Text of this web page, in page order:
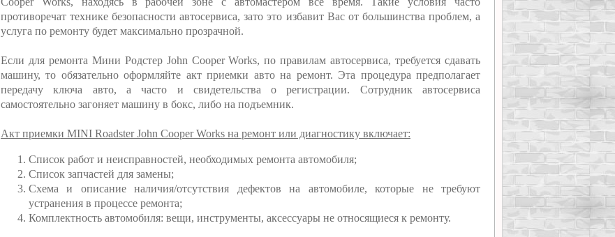
противоречат технике безопасности автосервиса, зато это избавит Вас от большинства проблем, а
услуга по ремонту будет максимально прозрачной.
Если для ремонта Мини Родстер John Cooper Works, по правилам автосервиса, требуется сдавать
машину, то обязательно оформляйте акт приемки авто на ремонт. Эта процедура предполагает
передачу ключа авто, а часто и свидетельства о регистрации. Сотрудник автосервиса
самостоятельно загоняет машину в бокс, либо на подъемник.
Акт приемки MINI Roadster John Cooper Works на ремонт или диагностику включает:
Список работ и неисправностей, необходимых ремонта автомобиля;
Список запчастей для замены;
Схема и описание наличия/отсутствия дефектов на автомобиле, которые не требуют
устранения в процессе ремонта;
Комплектность автомобиля: вещи, инструменты, аксессуары не относящиеся к ремонту.